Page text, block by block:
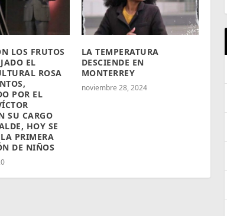
LOS FRUTOS
EL
ROSA
POR EL
SU CARGO
HOY SE
PRIMERA
DE NIÑOS
LA TEMPERATURA
DESCIENDE EN
MONTERREY
noviembre 28, 2024